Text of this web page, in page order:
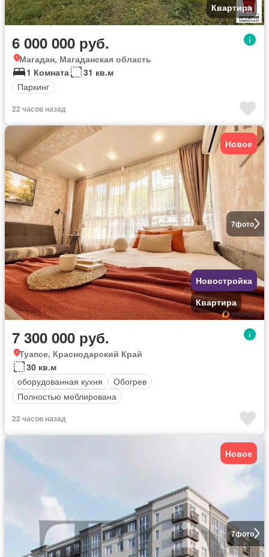
Квартира
6 000 000 руб.
Магадан, Магаданская область
1 Комната
31 кв.м
Паркинг
22 часов назад
7фото
Новое
Новостройка
Квартира
7 300 000 руб.
Туапсе, Краснодарский Край
30 кв.м
оборудованная кухня
Обогрев
Полностью меблирована
22 часов назад
7фото
Новое